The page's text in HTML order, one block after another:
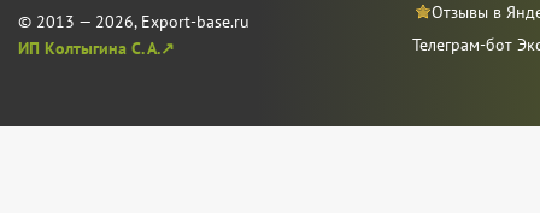
© 2013 — 2026, Export-base.ru
ИП Колтыгина С. А.↗
Отзывы в
Телеграм-бот